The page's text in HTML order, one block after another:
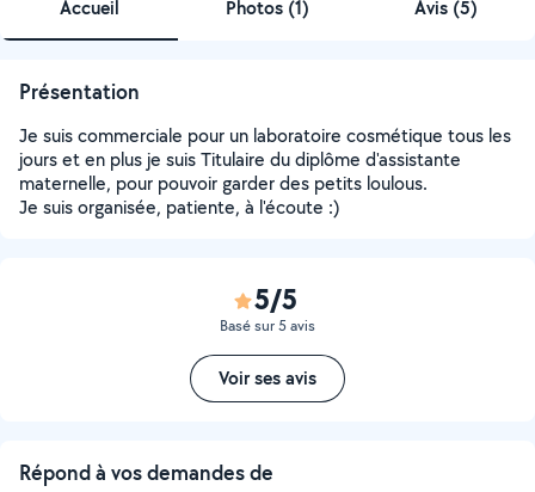
Accueil Photos (1) Avis (5)
Présentation
Je suis commerciale pour un laboratoire cosmétique tous les
jours et en plus je suis Titulaire du diplôme d'assistante
maternelle, pour pouvoir garder des petits loulous.
Je suis organisée, patiente, à l'écoute :)
5/5
Basé sur 5 avis
Voir ses avis
Répond à vos demandes de